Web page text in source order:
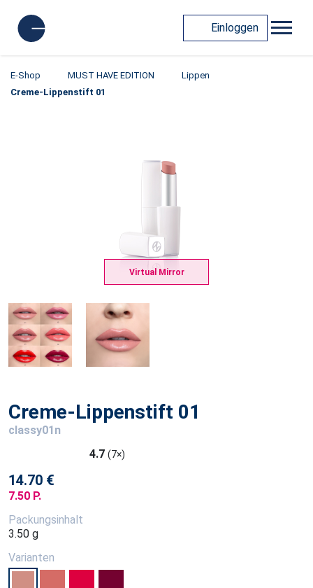
Einloggen
E-Shop MUST HAVE EDITION
Lippen
Creme-Lippenstift 01
Virtual Mirror
Creme-Lippenstift 01
classy01n
4.7 (7×)
14.70 €
7.50 P.
Packungsinhalt
3.50 g
Varianten